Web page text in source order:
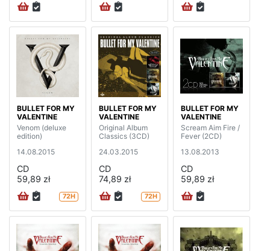
BULLET FOR MY
VALENTINE
Venom (deluxe
edition)
14.08.2015
CD
59,89 zł
72H
BULLET FOR MY
VALENTINE
Original Album
Classics (3CD)
24.03.2015
CD
74,89 zł
72H
BULLET FOR MY
VALENTINE
Scream Aim Fire /
Fever (2CD)
13.08.2013
CD
59,89 zł